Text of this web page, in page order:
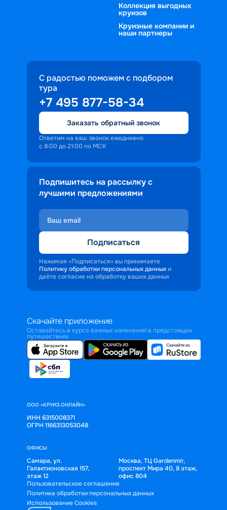
Коллекция выгодных
круизов
Круизные компании и
наши партнеры
С радостью поможем с подбором
тура
+7 495 877-58-34
Заказать обратный звонок
Ответим на ваш звонок ежедневно
с 8:00 до 21:00 по МСК
Подпишитесь на рассылку с
лучшими предложениями
Подписаться
Нажимая «Подписаться» вы принимаете
Политику обработки персональных данных и
даёте согласие на обработку ваших данных
Скачайте приложение
Оставайтесь в курсе важных изменений в предстоящих
путешествиях
ООО «КРУИЗ.ОНЛАЙН»
ИНН 6315008371
ОГРН 1166313053048
ОФИСЫ
Самара, ул.
Галактионовская 157,
этаж 12
Москва, ТЦ Gardenmir,
проспект Мира 40, 8 этаж,
офис 804
Пользовательское соглашение
Политика обработки персональных данных
Использование Cookies